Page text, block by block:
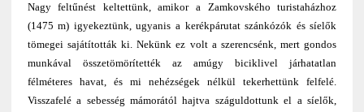
Nagy feltűnést keltettünk, amikor a Zamkovského turistaházhoz
(1475 m) igyekeztünk, ugyanis a kerékpárutat szánkózók és síelők
tömegei sajátították ki. Nekünk ez volt a szerencsénk, mert gondos
munkával összetömörítették az amúgy biciklivel járhatatlan
félméteres havat, és mi nehézségek nélkül tekerhettünk felfelé.
Visszafelé a sebesség mámorától hajtva száguldottunk el a síelők,